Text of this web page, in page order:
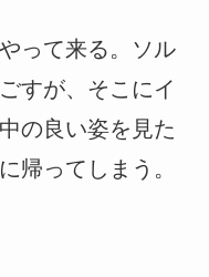
って来る。ソル
すが、そこにイ
の良い姿を見た
帰ってしまう。